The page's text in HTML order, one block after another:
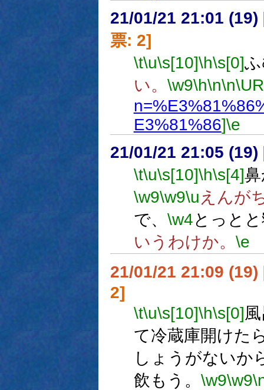
21/01/21 21:01 (19)
票: 2]
\t\u\s[10]\h\s[0]
い。 \w9\h\n\n
E3%81%86]\e
21/01/21 21:05 (19)
\t\u\s[10]\h\s[4]
\w9\w9\u えんが
で、 \w4とっと
いうわけか。 \e
21/01/21 21:09 (19)
2]
\t\u\s[10]\h\s[0]
て冷蔵庫開けた
しょうがないか
飲もう。 \w9\w9